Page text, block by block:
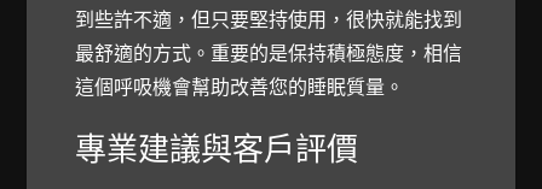
到些許不適，但只要堅持使用，很快就能找到
最舒適的方式。重要的是保持積極態度，相信
這個呼吸機會幫助改善您的睡眠質量。
專業建議與客戶評價